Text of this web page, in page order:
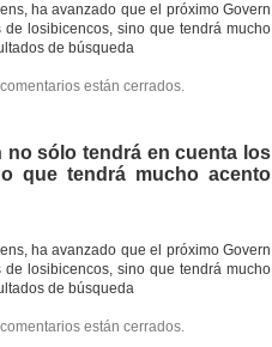
ha avanzado que el próximo Govern
losibicencos, sino que tendrá mucho
de búsqueda
están cerrados.
no sólo tendrá en cuenta los
que tendrá mucho acento
ha avanzado que el próximo Govern
losibicencos, sino que tendrá mucho
de búsqueda
están cerrados.